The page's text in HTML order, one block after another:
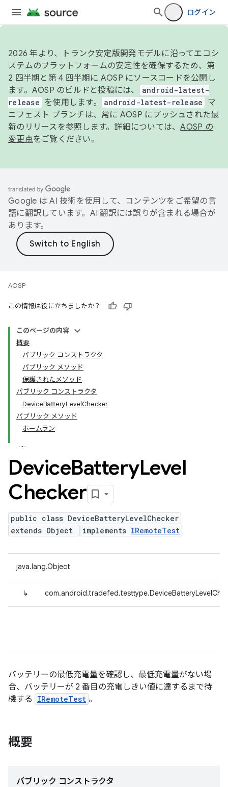
ログイン
2026 年より、トランク安定版開発モデルに沿ってエコシ
ステムのプラットフォームの安定性を確保するため、第
2 四半期と第 4 四半期に AOSP にソースコードを公開し
ます。AOSP のビルドと投稿には、
android-latest-
release
を使用します。 android-latest-release
マ
ニフェスト ブランチは、常に AOSP にプッシュされた最
新のリリースを参照します。詳細については、AOSP の
変更点をご覧ください。
Google は AI 技術を使用して、コンテンツをご希望の言
語に翻訳しています。AI 翻訳には誤りが含まれる場合が
あります。
AOSP
この情報は役に立ちましたか？
このページの内容
概要
パブリック コンストラクタ
パブリック メソッド
保護されたメソッド
パブリック コンストラクタ
DeviceBatteryLevelChecker
パブリック メソッド
ホームラン
DeviceBatteryLevel
Checker
public class DeviceBatteryLevelChecker
extends Object
implements IRemoteTest
java.lang.Object
↳
バッテリーの最低充電量を確認し、最低充電量がない場
合、バッテリーが 2 番目の充電しきい値に達するまで待
機する
IRemoteTest 。
概要
パブリック コンストラクタ